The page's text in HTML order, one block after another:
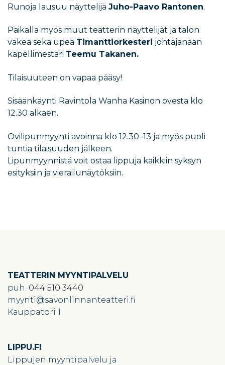
Runoja lausuu näyttelijä Juho-Paavo Rantonen.
Paikalla myös muut teatterin näyttelijät ja talon
väkeä sekä upea Timanttiorkesteri johtajanaan
kapellimestari Teemu Takanen.
Tilaisuuteen on vapaa pääsy!
Sisäänkäynti Ravintola Wanha Kasinon ovesta klo
12.30 alkaen.
Ovilipunmyynti avoinna klo 12.30–13 ja myös puoli
tuntia tilaisuuden jälkeen.
Lipunmyynnistä voit ostaa lippuja kaikkiin syksyn
esityksiin ja vierailunäytöksiin.
TEATTERIN MYYNTIPALVELU
puh. 044 510 3440
myynti
savonlinnanteatteri.fi
Kauppatori 1
LIPPU.FI
Lippujen myyntipalvelu ja